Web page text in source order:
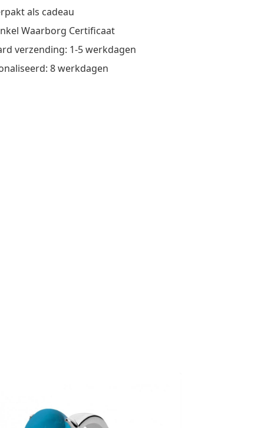
als cadeau
Waarborg Certificaat
verzending: 1-5 werkdagen
8 werkdagen